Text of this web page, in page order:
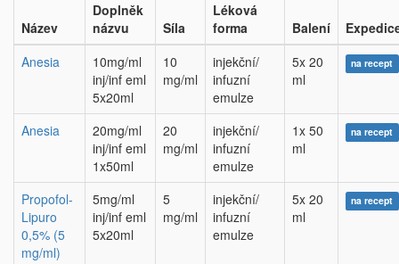
Název
Doplněk
názvu
Síla
Léková
forma
Balení
Anesia
10mg/ml
inj/inf eml
5x20ml
10
mg/ml
injekční/
infuzní
emulze
5x 20
ml
na recept
Anesia
20mg/ml
inj/inf eml
1x50ml
20
mg/ml
injekční/
infuzní
emulze
1x 50
ml
na recept
Propofol-
Lipuro
0,5% (5
mg/ml)
5mg/ml
inj/inf eml
5x20ml
5
mg/ml
injekční/
infuzní
emulze
5x 20
ml
na recept